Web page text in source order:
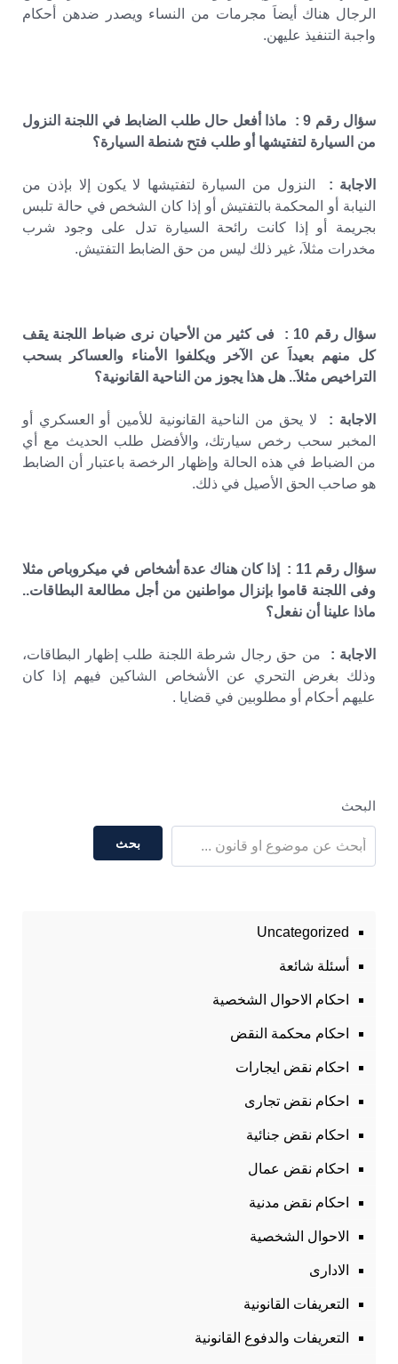
الرجال هناك أيضاَ مجرمات من النساء ويصدر ضدهن أحكام
واجبة التنفيذ عليهن.
سؤال رقم 9 : ماذا أفعل حال طلب الضابط في اللجنة النزول
من السيارة لتفتيشها أو طلب فتح شنطة السيارة؟
الاجابة : النزول من السيارة لتفتيشها لا يكون إلا بإذن من
النيابة أو المحكمة بالتفتيش أو إذا كان الشخص في حالة تلبس
بجريمة أو إذا كانت رائحة السيارة تدل على وجود شرب
مخدرات مثلاَ، غير ذلك ليس من حق الضابط التفتيش.
سؤال رقم 10 : فى كثير من الأحيان نرى ضباط اللجنة يقف
كل منهم بعيداَ عن الآخر ويكلفوا الأمناء والعساكر بسحب
التراخيص مثلاَ.. هل هذا يجوز من الناحية القانونية؟
الاجابة :
لا يحق من الناحية القانونية للأمين أو العسكري أو
المخبر سحب رخص سيارتك، والأفضل طلب الحديث مع أي
من الضباط في هذه الحالة وإظهار الرخصة باعتبار أن الضابط
هو صاحب الحق الأصيل في ذلك.
سؤال رقم 11 : إذا كان هناك عدة أشخاص في ميكروباص مثلا
وفى اللجنة قاموا بإنزال مواطنين من أجل مطالعة البطاقات..
ماذا علينا أن نفعل؟
الاجابة : من حق رجال شرطة اللجنة طلب إظهار البطاقات،
وذلك بغرض التحري عن الأشخاص الشاكين فيهم إذا كان
عليهم أحكام أو مطلوبين في قضايا .
البحث
بحث
Uncategorized
أسئلة شائعة
احكام الاحوال الشخصية
احكام محكمة النقض
احكام نقض ايجارات
احكام نقض تجارى
احكام نقض جنائية
احكام نقض عمال
احكام نقض مدنية
الاحوال الشخصية
الادارى
التعريفات القانونية
التعريفات والدفوع القانونية